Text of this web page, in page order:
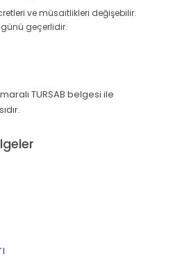
ve müsaitlikleri değişebilir.
geçerlidir.
TURSAB belgesi ile